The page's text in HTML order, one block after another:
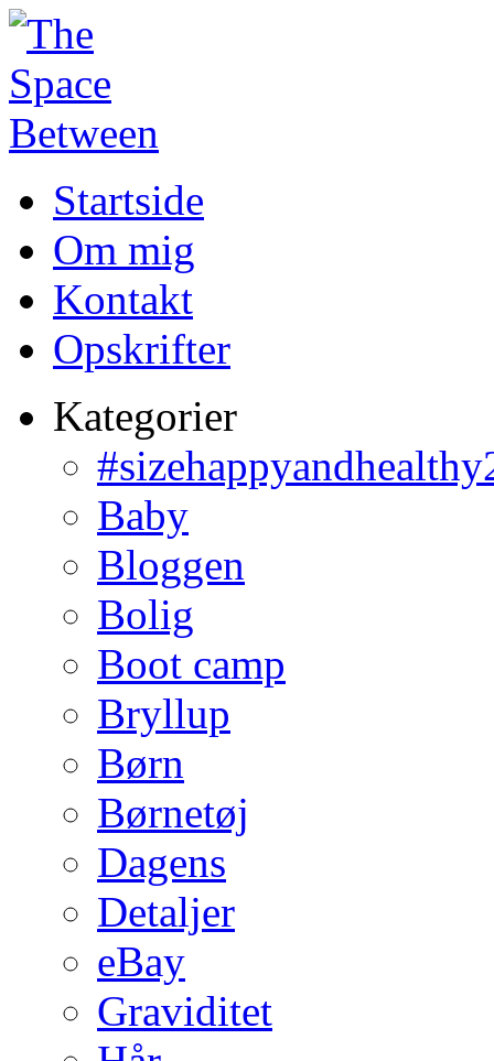
Startside
Om mig
Kontakt
Opskrifter
Kategorier
Baby
Bloggen
Bolig
Boot camp
Bryllup
Børn
Børnetøj
Dagens
Detaljer
eBay
Graviditet